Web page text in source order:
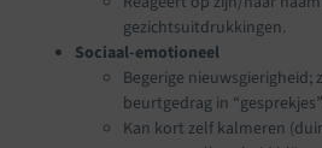
gezichtsuitdrukkingen.
Sociaal-emotioneel
Begerige
beurtgedrag in “gesprekjes”.
Kan kort zelf kalmeren